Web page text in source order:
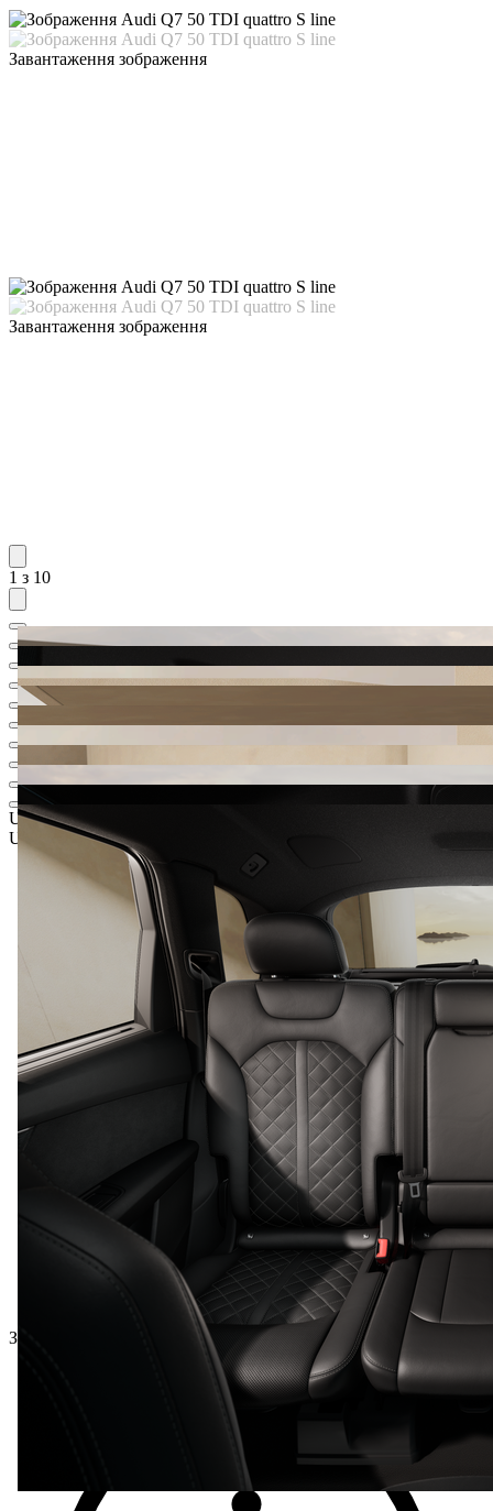
Завантаження зображення
Завантаження зображення
1 з 10
UAH 4 465 360,18
UAH 4 311 000,-‍5
Загальна ціна з ПДВ